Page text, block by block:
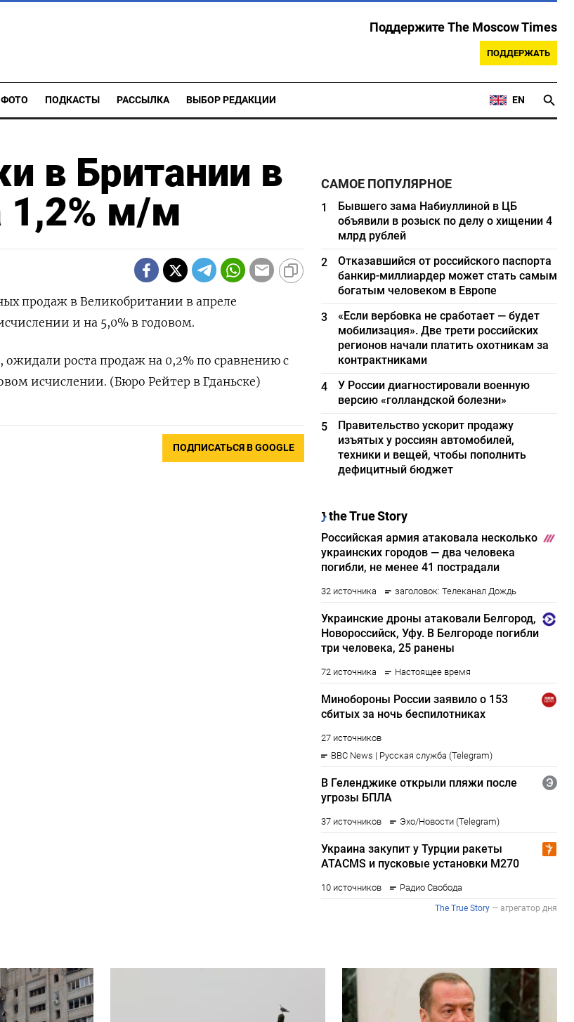
Поддержите The Moscow Times
ПОДДЕРЖАТЬ
ФОТО ПОДКАСТЫ РАССЫЛКА ВЫБОР РЕДАКЦИИ EN
в Британии в
1,2% м/м
продаж в Великобритании в апреле
и на 5,0%​​​ в годовом.
роста продаж на 0,2% по сравнению с
исчислении. (Бюро Рейтер в Гданьске)
ПОДПИСАТЬСЯ В GOOGLE
САМОЕ ПОПУЛЯРНОЕ
1
Бывшего зама Набиуллиной в ЦБ
объявили в розыск по делу о хищении 4
млрд рублей
2
Отказавшийся от российского паспорта
банкир-миллиардер может стать самым
богатым человеком в Европе
3
«Если вербовка не сработает — будет
мобилизация». Две трети российских
регионов начали платить охотникам за
контрактниками
4
У России диагностировали военную
версию «голландской болезни»
5
Правительство ускорит продажу
изъятых у россиян автомобилей,
техники и вещей, чтобы пополнить
дефицитный бюджет